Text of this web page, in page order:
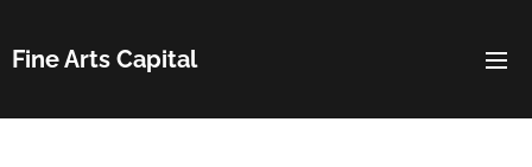
Fine Arts Capital